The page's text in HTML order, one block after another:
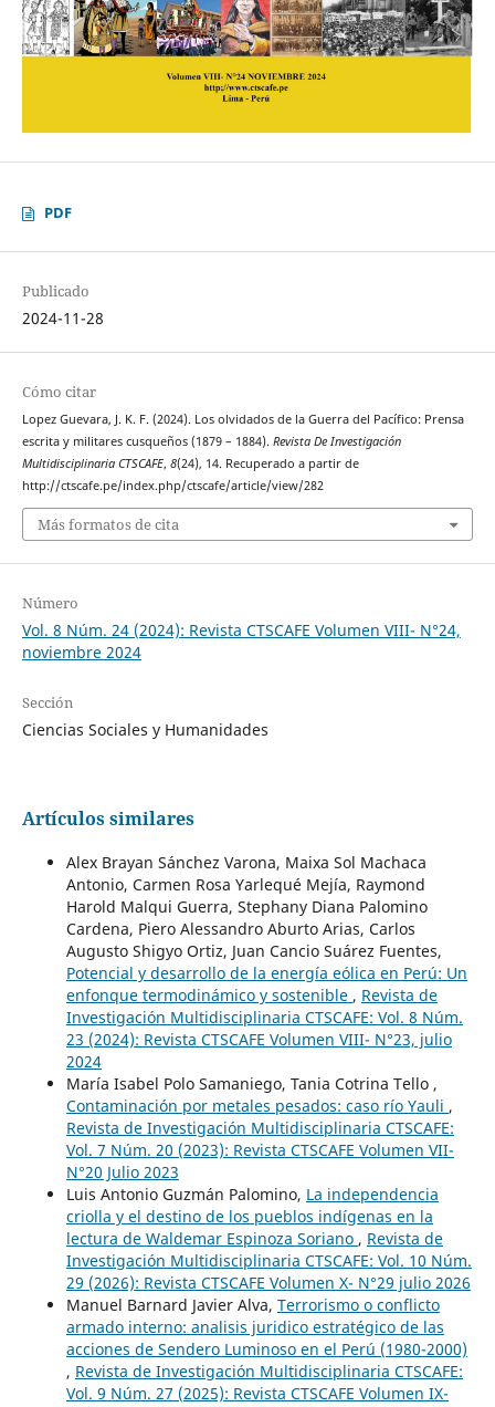
PDF
Publicado
2024-11-28
Cómo citar
Lopez Guevara, J. K. F. (2024). Los olvidados de la Guerra del Pacífico: Prensa
escrita y militares cusqueños (1879 – 1884). Revista De Investigación
Multidisciplinaria CTSCAFE, 8(24), 14. Recuperado a partir de
http://ctscafe.pe/index.php/ctscafe/article/view/282
Más formatos de cita
Número
Vol. 8 Núm. 24 (2024): Revista CTSCAFE Volumen VIII- N°24,
noviembre 2024
Sección
Ciencias Sociales y Humanidades
Artículos similares
Alex Brayan Sánchez Varona, Maixa Sol Machaca
Antonio, Carmen Rosa Yarlequé Mejía, Raymond
Harold Malqui Guerra, Stephany Diana Palomino
Cardena, Piero Alessandro Aburto Arias, Carlos
Augusto Shigyo Ortiz, Juan Cancio Suárez Fuentes,
Potencial y desarrollo de la energía eólica en Perú: Un
enfonque termodinámico y sostenible , Revista de
Investigación Multidisciplinaria CTSCAFE: Vol. 8 Núm.
23 (2024): Revista CTSCAFE Volumen VIII- N°23, julio
2024
María Isabel Polo Samaniego, Tania Cotrina Tello ,
Contaminación por metales pesados: caso río Yauli ,
Revista de Investigación Multidisciplinaria CTSCAFE:
Vol. 7 Núm. 20 (2023): Revista CTSCAFE Volumen VII-
N°20 Julio 2023
Luis Antonio Guzmán Palomino, La independencia
criolla y el destino de los pueblos indígenas en la
lectura de Waldemar Espinoza Soriano , Revista de
Investigación Multidisciplinaria CTSCAFE: Vol. 10 Núm.
29 (2026): Revista CTSCAFE Volumen X- N°29 julio 2026
Manuel Barnard Javier Alva, Terrorismo o conflicto
armado interno: analisis juridico estratégico de las
acciones de Sendero Luminoso en el Perú (1980-2000)
, Revista de Investigación Multidisciplinaria CTSCAFE:
Vol. 9 Núm. 27 (2025): Revista CTSCAFE Volumen IX-